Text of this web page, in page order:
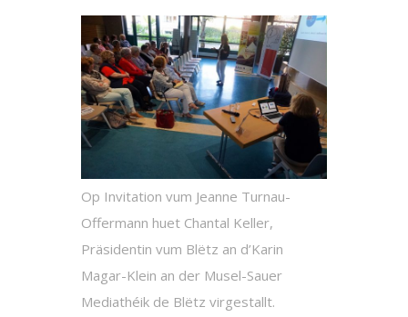
Op Invitation vum Jeanne Turnau-
Offermann huet Chantal Keller,
Präsidentin vum Blëtz an d’Karin
Magar-Klein an der Musel-Sauer
Mediathéik de Blëtz virgestallt.